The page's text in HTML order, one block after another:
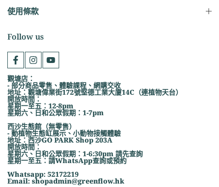
使用條款
Follow us
觀塘店：
- 部分商品零售、體驗課程、網購交收
地址：觀塘偉業街172號堅德工業大廈14C（連植物天台）
開放時間：
星期一至五：12-8pm
星期六、日和公眾假期：1-7pm
西沙生態館（無零售）
- 動植物生態缸展示、小動物接觸體驗
地址：西沙GO PARK Shop 203A
開放時間：
星期六、日和公眾假期：1-6:30pm 請先查詢
星期一至五：請WhatsApp查詢或預約
Whatsapp: 52172219
Email: shopadmin@greenflow.hk